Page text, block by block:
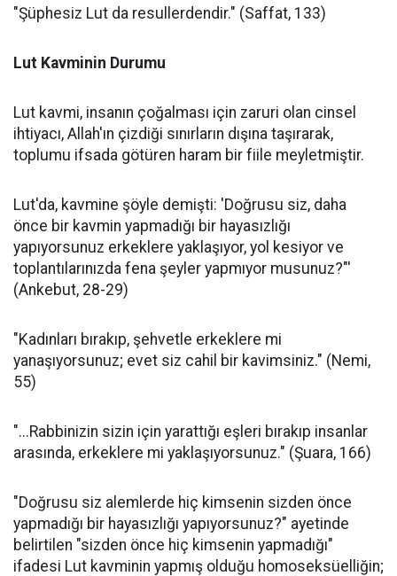
"Şüphesiz Lut da resullerdendir." (Saffat, 133)
Lut Kavminin Durumu
Lut kavmi, insanın çoğalması için zaruri olan cinsel
ihtiyacı, Allah'ın çizdiği sınırların dışına taşırarak,
toplumu ifsada götüren haram bir fiile meyletmiştir.
Lut'da, kavmine şöyle demişti: 'Doğrusu siz, daha
önce bir kavmin yapmadığı bir hayasızlığı
yapıyorsunuz erkeklere yaklaşıyor, yol kesiyor ve
toplantılarınızda fena şeyler yapmıyor musunuz?"'
(Ankebut, 28-29)
"Kadınları bırakıp, şehvetle erkeklere mi
yanaşıyorsunuz; evet siz cahil bir kavimsiniz." (Nemi,
55)
"...Rabbinizin sizin için yarattığı eşleri bırakıp insanlar
arasında, erkeklere mi yaklaşıyorsunuz." (Şuara, 166)
"Doğrusu siz alemlerde hiç kimsenin sizden önce
yapmadığı bir hayasızlığı yapıyorsunuz?" ayetinde
belirtilen "sizden önce hiç kimsenin yapmadığı"
ifadesi Lut kavminin yapmış olduğu homoseksüelliğin;